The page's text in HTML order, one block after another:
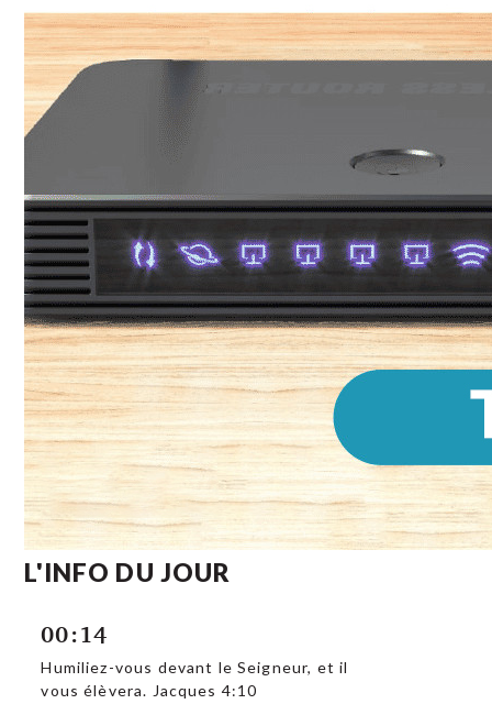
L'INFO DU JOUR
00:14
Humiliez-vous devant le Seigneur, et il
vous élèvera. Jacques 4:10